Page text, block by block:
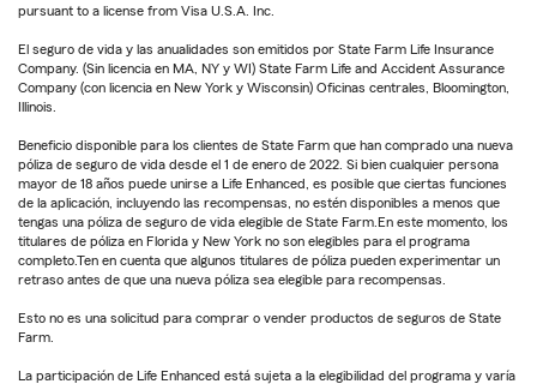
pursuant to a license from Visa U.S.A. Inc.
El seguro de vida y las anualidades son emitidos por State Farm Life Insurance
Company. (Sin licencia en MA, NY y WI) State Farm Life and Accident Assurance
Company (con licencia en New York y Wisconsin) Oficinas centrales, Bloomington,
Illinois.
Beneficio disponible para los clientes de State Farm que han comprado una nueva
póliza de seguro de vida desde el 1 de enero de 2022. Si bien cualquier persona
mayor de 18 años puede unirse a Life Enhanced, es posible que ciertas funciones
de la aplicación, incluyendo las recompensas, no estén disponibles a menos que
tengas una póliza de seguro de vida elegible de State Farm.En este momento, los
titulares de póliza en Florida y New York no son elegibles para el programa
completo.Ten en cuenta que algunos titulares de póliza pueden experimentar un
retraso antes de que una nueva póliza sea elegible para recompensas.
Esto no es una solicitud para comprar o vender productos de seguros de State
Farm.
La participación de Life Enhanced está sujeta a la elegibilidad del programa y varía